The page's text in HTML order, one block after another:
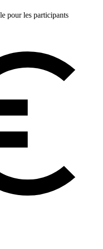
pour les participants